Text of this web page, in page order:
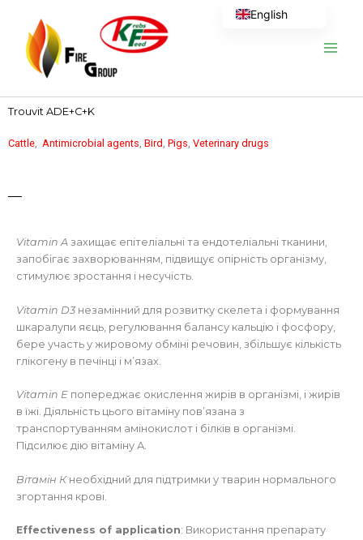
content
Trouvit ADE+C+K
Cattle, Antimicrobial agents, Bird , Pigs, Veterinary drugs
Vitamin A захищає епітеліальні та ендотеліальні тканини,
запобігає захворюванням, підвищує опірність організму,
стимулює зростання і несучість.
Vitamin D3незамінний для розвитку скелета і формування
шкаралупи яєць, регулювання балансу кальцію і фосфору,
бере участь у жировому обміні речовин, збільшує кількість
глікогену в печінці і м’язах.
Vitamin E попереджає окислення жирів в організмі, і жирів
в їжі. Діяльність цього вітаміну пов’язана з
транспортуванням амінокислот і білків в організмі.
Підсилює дію вітаміну А.
Вітамін Кнеобхідний для підтримки у тварин нормального
згортання крові.
Effectiveness of application: Використання препарату
English